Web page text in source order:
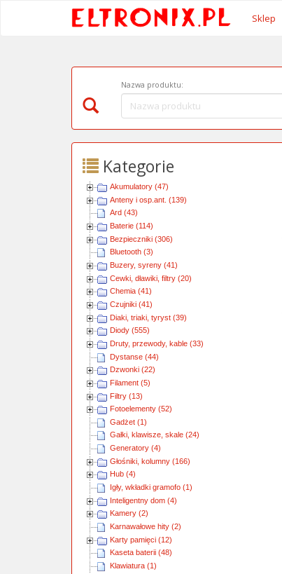
Sklep
Nazwa produktu:
Kategorie
Akumulatory (47)
Anteny i osp.ant. (139)
Ard (43)
Baterie (114)
Bezpieczniki (306)
Bluetooth (3)
Buzery, syreny (41)
Cewki, dławiki, filtry (20)
Chemia (41)
Czujniki (41)
Diaki, triaki, tyryst (39)
Diody (555)
Druty, przewody, kable (33)
Dystanse (44)
Dzwonki (22)
Filament (5)
Filtry (13)
Fotoelementy (52)
Gadżet (1)
Gałki, klawisze, skale (24)
Generatory (4)
Głośniki, kolumny (166)
Hub (4)
Igły, wkładki gramofo (1)
Inteligentny dom (4)
Kamery (2)
Karnawałowe hity (2)
Karty pamięci (12)
Kaseta baterii (48)
Klawiatura (1)